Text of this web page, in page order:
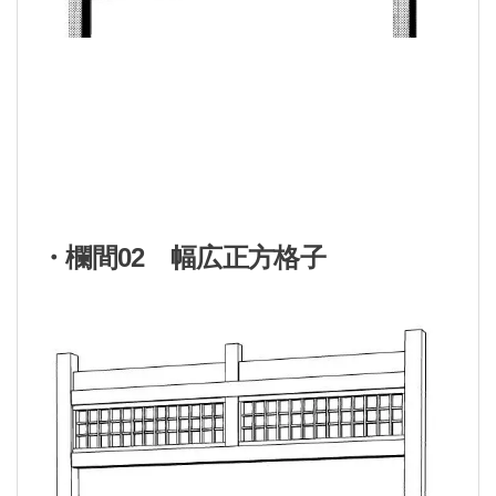
・欄間02 幅広正方格子